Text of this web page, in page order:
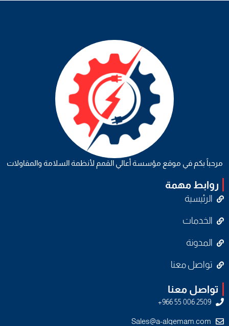
مرحباً بكم في موقع مؤسسة أعالي القمم لأنظمة السلامة والمقاولات
روابط مهمة
الرئيسية
الخدمات
المدونة
تواصل معنا
تواصل معنا
Sales@a-alqemam.com